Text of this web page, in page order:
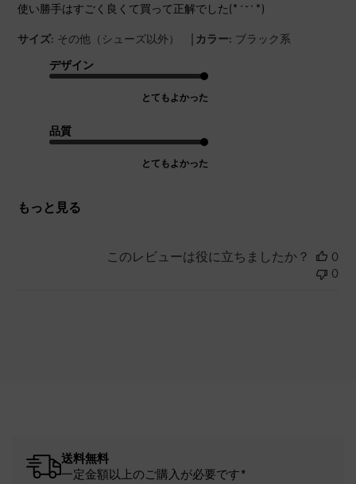
使い勝手はすごく良くて買って正解でした(*´˘`*)
サイズ: その他（シューズ以外） | カラー: ブラック系
デザイン
とてもよかった
品質
とてもよかった
もっと見る
このレビューは役に立ちましたか？
0
0
送料無料
一定金額以上のご購入が必要です*